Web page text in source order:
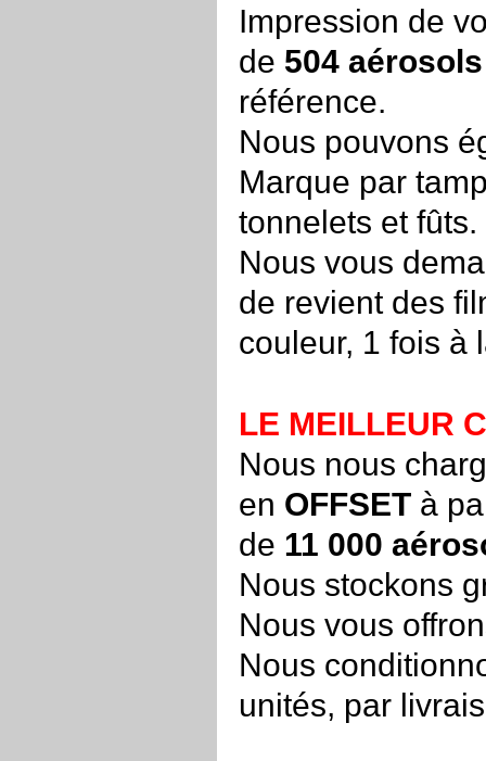
Impression de
de 504
référence.
Nous pouvons
Marque par
tonnelets et fûts.
Nous vous
de revient des
couleur, 1 fois à
LE MEILLEUR
Nous nous
en OFFSET à
de 11 000
Nous stockons
Nous vous
Nous
unités, par